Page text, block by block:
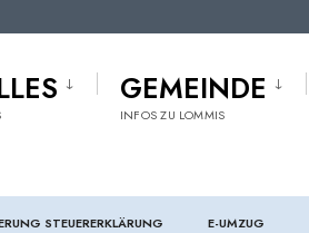
GEMEINDE
INFOS ZU LOMMIS
STEUERERKLÄRUNG E-UMZUG